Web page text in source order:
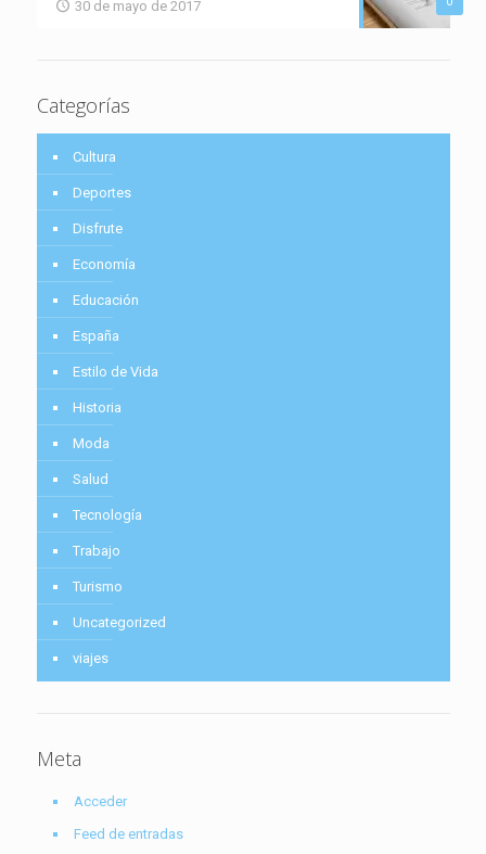
30 de mayo de 2017
Categorías
Cultura
Deportes
Disfrute
Economía
Educación
España
Estilo de Vida
Historia
Moda
Salud
Tecnología
Trabajo
Turismo
Uncategorized
viajes
Meta
Acceder
Feed de entradas